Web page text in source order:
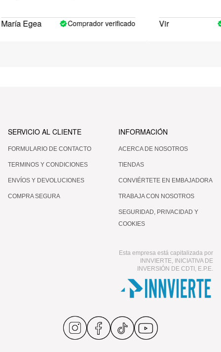
Exotic precisamente por la
Me gusta tanto que lo uso
Egea Comprador verificado
SERVICIO AL CLIENTE
FORMULARIO DE CONTACTO
TERMINOS Y CONDICIONES
ENVÍOS Y DEVOLUCIONES
COMPRA SEGURA
INFORMACIÓN
ACERCA DE NOSOTROS
TIENDAS
CONVIÉRTETE EN EMBAJADORA
TRABAJA CON NOSOTROS
SEGURIDAD, PRIVACIDAD Y
COOKIES
Esta empresa está capitalizada por
INNVIERTE, INICIATIVA DE
INVERSIÓN DE CDTI, E.P.E.